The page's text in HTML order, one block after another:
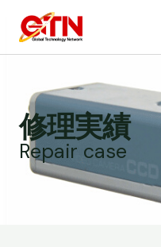
修理実績
Repair case